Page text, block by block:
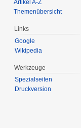
Artikel A-Z
Themenübersicht
Links
Google
Wikipedia
Werkzeuge
Spezialseiten
Druckversion